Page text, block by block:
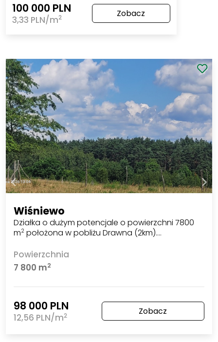
100 000 PLN
3,33 PLN/m2 Zobacz
Wiśniewo
Działka o dużym potencjale o powierzchni 7800
m2 położona w pobliżu Drawna (2km).…
Powierzchnia
7 800 m2
98 000 PLN
12,56 PLN/m2 Zobacz